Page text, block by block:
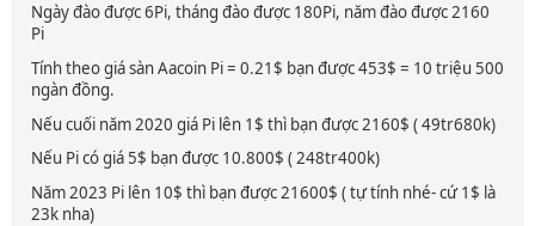
Ngày đào được 6Pi, tháng đào được 180Pi, năm đào được 2160
Pi
Tính theo giá sàn Aacoin Pi = 0.21$ bạn được 453$ = 10 triệu 500
ngàn đồng.
Nếu cuối năm 2020 giá Pi lên 1$ thì bạn được 2160$ ( 49tr680k)
Nếu Pi có giá 5$ bạn được 10.800$ ( 248tr400k)
Năm 2023 Pi lên 10$ thì bạn được 21600$ ( tự tính nhé- cứ 1$ là
23k nha)